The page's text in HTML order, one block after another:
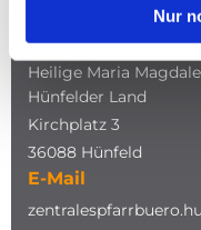
Nur
Katholische Kirche
Heilige Maria
Hünfelder Land
Kirchplatz 3
36088 Hünfeld
E-Mail